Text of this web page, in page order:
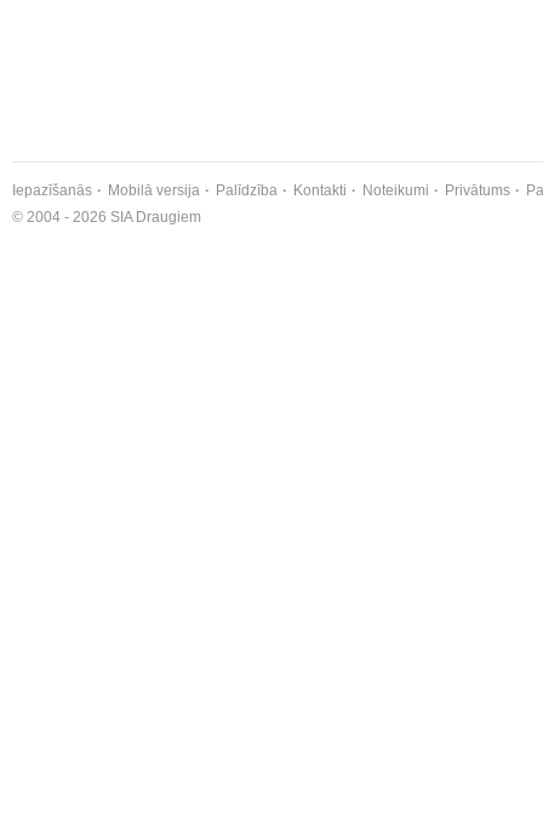
Iepazīšanās Mobilā versija Palīdzība Kontakti Noteikumi Privātums
© 2004 - 2026 SIA Draugiem